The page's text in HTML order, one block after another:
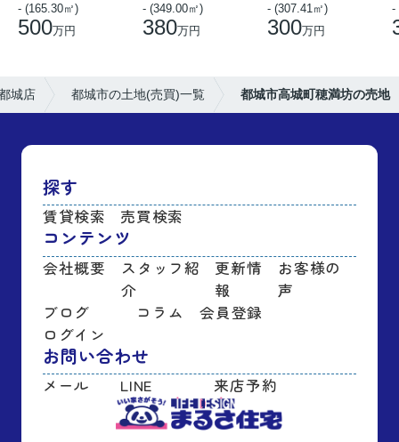
- (165.30㎡)
500万円
- (349.00㎡)
380万円
- (307.41㎡)
300万円
-
城店 都城市の土地(売買)一覧 都城市高城町穂満坊の売地
探す
賃貸検索 売買検索
コンテンツ
会社概要
スタッフ紹
介
更新情
報
お客様の
声
ブログ
コラム
会員登録
ログイン
お問い合わせ
メール LINE 来店予約